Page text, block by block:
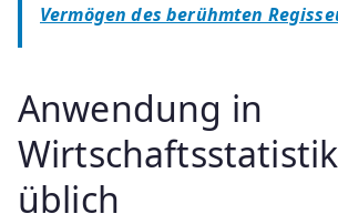
Vermögen des berühmten
Anwendung in
üblich